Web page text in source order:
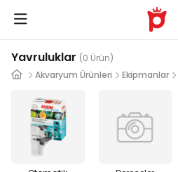
Yavruluklar (0 Ürün)
Akvaryum Ürünleri
Ekipmanlar